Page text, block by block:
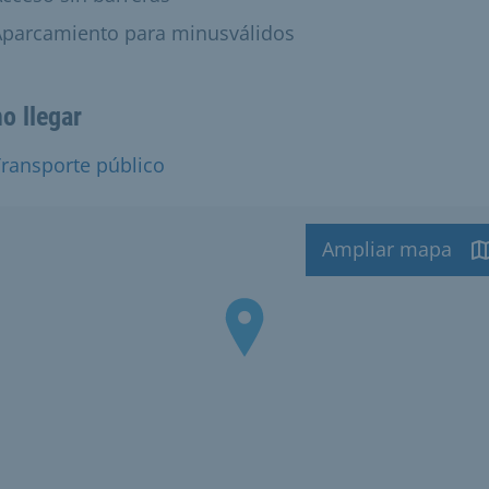
para minusválidos
llegar
público
Ampliar mapa